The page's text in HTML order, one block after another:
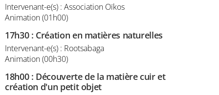
Intervenant-e(s) : Association Oïkos
Animation (01h00)
17h30: Création en matières naturelles
Intervenant-e(s) : Rootsabaga
Animation (00h30)
18h00: Découverte de la matière cuir et
création d'un petit objet